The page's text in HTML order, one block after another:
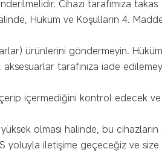
Cihazı tarafımıza takas
Hüküm ve Koşulların 4.
ürünlerini göndermeyin.
tarafınıza iade
içermediğini kontrol edecek ve
olması halinde, bu
yoluyla iletişime geçeceğiz ve size